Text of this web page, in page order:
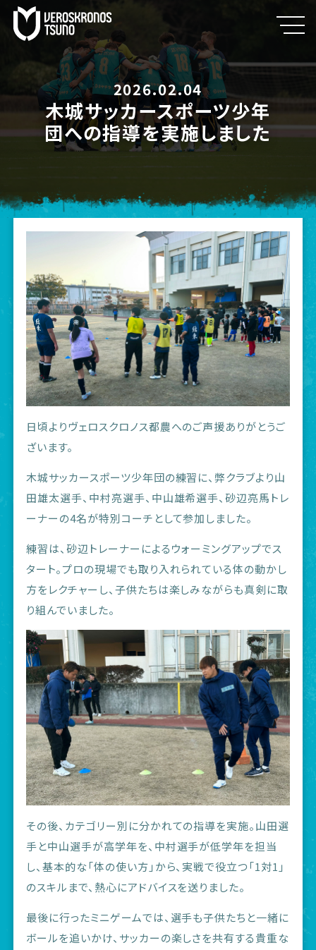
2026.02.04
木城サッカースポーツ少年
団への指導を実施しました
日頃よりヴェロスクロノス都農へのご声援ありがとうご
ざいます。
木城サッカースポーツ少年団の練習に、弊クラブより山
田雄太選手、中村亮選手、中山雄希選手、砂辺亮馬トレ
ーナーの4名が特別コーチとして参加しました。
練習は、砂辺トレーナーによるウォーミングアップでス
タート。プロの現場でも取り入れられている体の動かし
方をレクチャーし、子供たちは楽しみながらも真剣に取
り組んでいました。
その後、カテゴリー別に分かれての指導を実施。山田選
手と中山選手が高学年を、中村選手が低学年を担当
し、基本的な「体の使い方」から、実戦で役立つ「1対1」
のスキルまで、熱心にアドバイスを送りました。
最後に行ったミニゲームでは、選手も子供たちと一緒に
ボールを追いかけ、サッカーの楽しさを共有する貴重な